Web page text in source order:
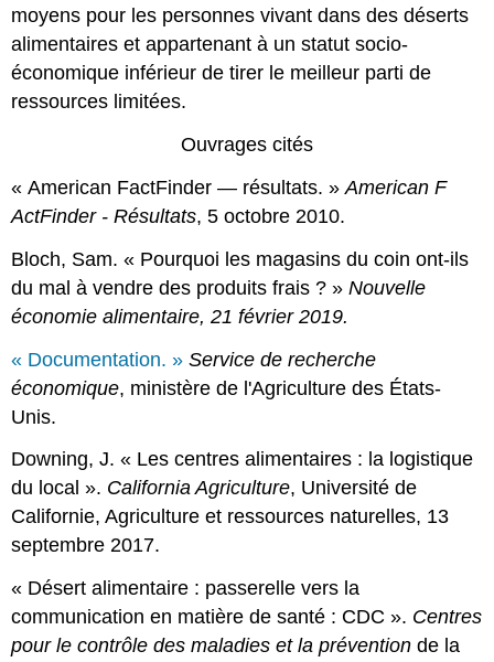
moyens pour les personnes vivant dans des déserts
alimentaires et appartenant à un statut socio-
économique inférieur de tirer le meilleur parti de
ressources limitées.
Ouvrages cités
« American FactFinder — résultats. »American F
ActFinder - Résultats, 5 octobre 2010.
Bloch, Sam. « Pourquoi les magasins du coin ont-ils
du mal à vendre des produits frais ? »Nouvelle
économie alimentaire, 21 février 2019.
« Documentation. »Service de recherche
économique, ministère de l'Agriculture des États-
Unis.
Downing, J. « Les centres alimentaires : la logistique
du local ». California Agriculture, Université de
Californie, Agriculture et ressources naturelles, 13
septembre 2017.
« Désert alimentaire : passerelle vers la
communication en matière de santé : CDC ». Centres
pour le contrôle des maladies et la prévention de la